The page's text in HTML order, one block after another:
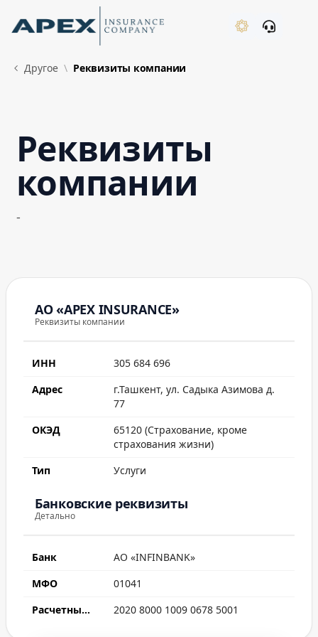
Skip to Main Content
Другое Реквизиты компании
Реквизиты
компании
-
АО «APEX INSURANCE»
Реквизиты компании
ИНН
305 684 696
Адрес
г.Ташкент, ул. Садыка Азимова д.
77
ОКЭД
65120 (Страхование, кроме
страхования жизни)
Тип
Услуги
Банковские реквизиты
Детально
Банк
АО «INFINBANK»
МФО
01041
Расчетный счет
2020 8000 1009 0678 5001
New
What's New